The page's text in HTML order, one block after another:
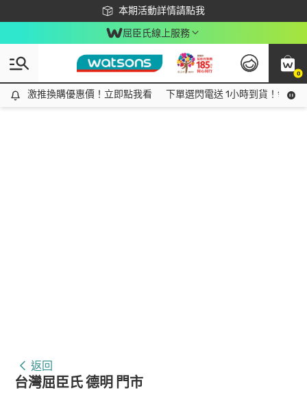
本期活動詳情請點我
下載app最高回饋$350
屈臣氏線上服務
0
激推換購優惠價！立即點我看
激推換購優惠價！立即點我看 下單選閃電送 1小時到貨！領神
返回
台灣屈臣氏 德明 門市